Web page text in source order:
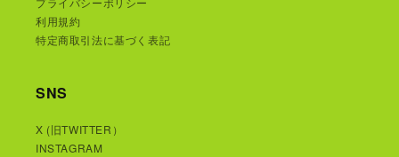
利用規約
特定商取引法に基づく表記
SNS
X (旧TWITTER）
INSTAGRAM